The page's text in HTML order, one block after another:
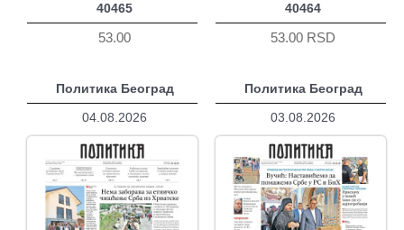
40465
53.00
40464
53.00 RSD
Политика Београд
04.08.2026
Политика Београд
03.08.2026